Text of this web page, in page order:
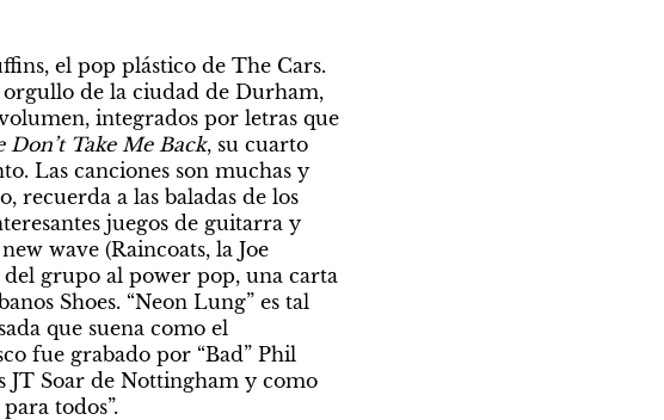
el pop plástico de The Cars.
de la ciudad de Durham,
integrados por letras que
Don’t Take Me Back, su cuarto
Las canciones son muchas y
recuerda a las baladas de los
juegos de guitarra y
wave (Raincoats, la Joe
del grupo al power pop, una carta
Shoes. “Neon Lung” es tal
que suena como el
fue grabado por “Bad” Phil
JT Soar de Nottingham y como
todos”.